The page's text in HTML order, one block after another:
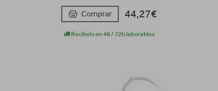
Comprar 44,27€
Recíbelo en 48 / 72h laborables